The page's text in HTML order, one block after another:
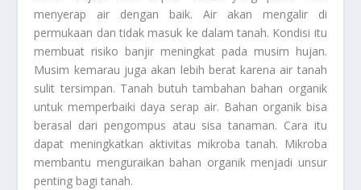
menyerap air dengan baik. Air akan mengalir di
permukaan dan tidak masuk ke dalam tanah. Kondisi itu
membuat risiko banjir meningkat pada musim hujan.
Musim kemarau juga akan lebih berat karena air tanah
sulit tersimpan. Tanah butuh tambahan bahan organik
untuk memperbaiki daya serap air. Bahan organik bisa
berasal dari pengompus atau sisa tanaman. Cara itu
dapat meningkatkan aktivitas mikroba tanah. Mikroba
membantu menguraikan bahan organik menjadi unsur
penting bagi tanah.